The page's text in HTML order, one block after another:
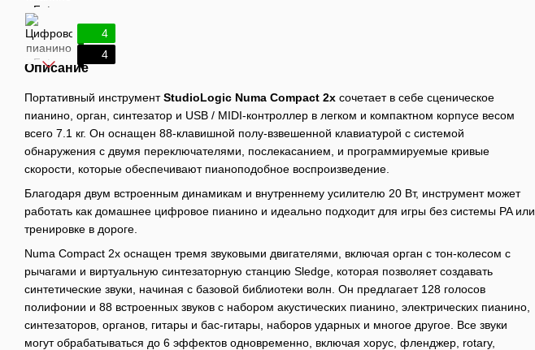
4
4
Описание
Портативный инструментStudioLogic Numa Compact 2x сочетает в себе сценическое
пианино, орган, синтезатор и USB / MIDI-контроллер в легком и компактном корпусе весом
всего 7.1 кг. Он оснащен 88-клавишной полу-взвешенной клавиатурой с системой
обнаружения с двумя переключателями, послекасанием, и программируемые кривые
скорости, которые обеспечивают пианоподобное воспроизведение.
Благодаря двум встроенным динамикам и внутреннему усилителю 20 Вт, инструмент может
работать как домашнее цифровое пианино и идеально подходит для игры без системы PA или
тренировке в дороге.
Numa Compact 2x оснащен тремя звуковыми двигателями, включая орган с тон-колесом с
рычагами и виртуальную синтезаторную станцию Sledge, которая позволяет создавать
синтетические звуки, начиная с базовой библиотеки волн. Он предлагает 128 голосов
полифонии и 88 встроенных звуков с набором акустических пианино, электрических пианино,
синтезаторов, органов, гитары и бас-гитары, наборов ударных и многое другое. Все звуки
могут обрабатываться до 6 эффектов одновременно, включая хорус, фленджер, rotary,